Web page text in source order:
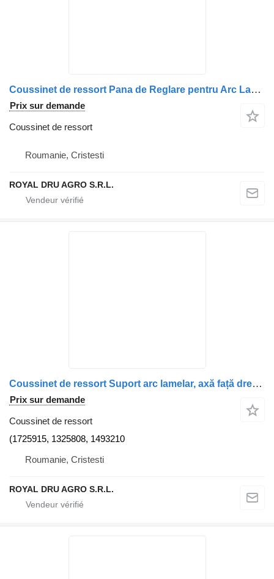
Coussinet de ressort Pana de Reglare pentru Arc Lamelar Ax Secundar Stânga 1383644 pour camion Scania Scania
Prix sur demande
Coussinet de ressort
Roumanie, Cristesti
ROYAL DRU AGRO S.R.L.
Coussinet de ressort Suport arc lamelar, axă față dreapta (1725915 pour camion Scania 4-series 164
Prix sur demande
Coussinet de ressort
(1725915, 1325808, 1493210
Roumanie, Cristesti
ROYAL DRU AGRO S.R.L.